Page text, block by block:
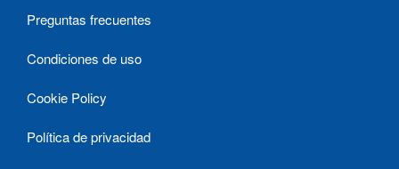
Preguntas frecuentes
Condiciones de uso
Cookie Policy
Política de privacidad